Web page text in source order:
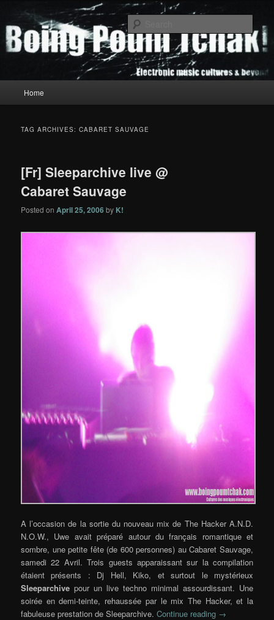
primary
content
secondary
contentBoing Poum Tchak!
Home
TAG ARCHIVES:CABARET SAUVAGE
[Fr] Sleeparchive live @
Cabaret Sauvage
Posted onApril 25, 2006 by K!
A l’occasion de la sortie du nouveau mix de The Hacker A.N.D.
N.O.W., Uwe avait préparé autour du français romantique et
sombre, une petite fête (de 600 personnes) au Cabaret Sauvage,
samedi 22 Avril. Trois guests apparaissant sur la compilation
étaient présents : Dj Hell, Kiko, et surtout le mystérieux
Sleeparchive pour un live techno minimal assourdissant. Une
soirée en demi-teinte, rehaussée par le mix The Hacker, et la
fabuleuse prestation de Sleeparchive.Continue reading →